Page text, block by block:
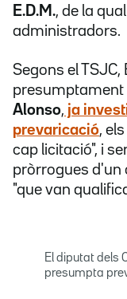
E.D.M., de la
administradors.
Segons el
presumptament
Alonso, ja
prevaricació,
cap licitació", i
pròrrogues d'un
"que van
El diputat dels
presumpta